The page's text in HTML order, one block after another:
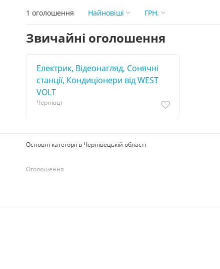
1 оголошення Найновішi ГРН.
Звичайні оголошення
Електрик, Відеонагляд, Сонячні
станції, Кондиціонери від WEST
VOLT
Чернівці
Основні категорії в Чернівецькій області
Оголошення